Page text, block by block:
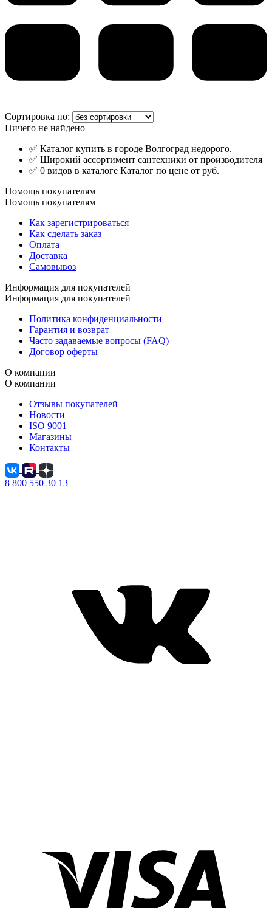
Сортировка по:
Ничего не найдено
✅ Каталог купить в городе Волгоград недорого.
✅ Широкий ассортимент сантехники от производителя
✅ 0 видов в каталоге Каталог по цене от руб.
Помощь покупателям
Помощь покупателям
Как зарегистрироваться
Как сделать заказ
Оплата
Доставка
Самовывоз
Информация для покупателей
Информация для покупателей
Политика конфиденциальности
Гарантия и возврат
Часто задаваемые вопросы (FAQ)
Договор оферты
О компании
О компании
Отзывы покупателей
Новости
ISO 9001
Магазины
Контакты
8 800 550 30 13